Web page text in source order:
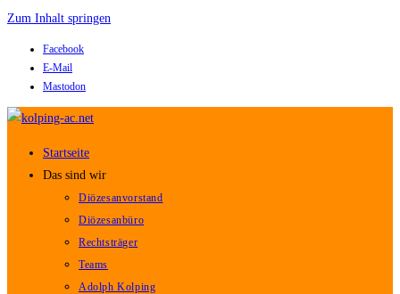
Zum Inhalt springen
Facebook
E-Mail
Mastodon
Startseite
Das sind wir
Diözesanvorstand
Diözesanbüro
Rechtsträger
Teams
Adolph Kolping